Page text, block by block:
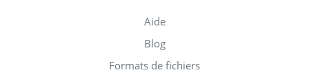
Aide
Blog
Formats de fichiers